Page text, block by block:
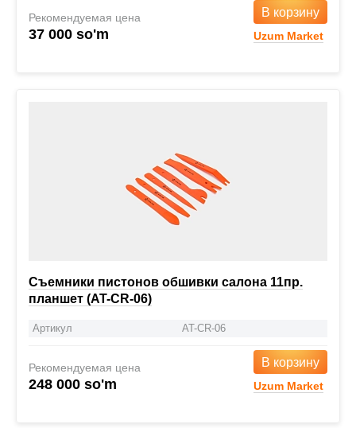
Рекомендуемая цена
37 000 so'm
В корзину
Uzum Market
Съемники пистонов обшивки салона 11пр.
планшет (AT-CR-06)
Артикул AT-CR-06
Рекомендуемая цена
248 000 so'm
В корзину
Uzum Market